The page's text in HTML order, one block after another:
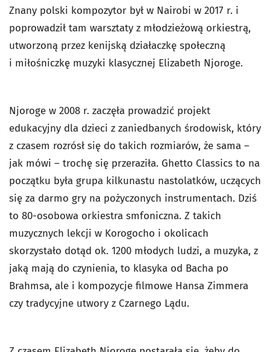
Znany polski kompozytor był w Nairobi w 2017 r. i
poprowadził tam warsztaty z młodzieżową orkiestrą,
utworzoną przez kenijską działaczkę społeczną
i miłośniczkę muzyki klasycznej Elizabeth Njoroge.
Njoroge w 2008 r. zaczęła prowadzić projekt
edukacyjny dla dzieci z zaniedbanych środowisk, który
z czasem rozrósł się do takich rozmiarów, że sama –
jak mówi – trochę się przeraziła. Ghetto Classics to na
początku była grupa kilkunastu nastolatków, uczących
się za darmo gry na pożyczonych instrumentach. Dziś
to 80-osobowa orkiestra smfoniczna. Z takich
muzycznych lekcji w Korogocho i okolicach
skorzystało dotąd ok. 1200 młodych ludzi, a muzyka, z
jaką mają do czynienia, to klasyka od Bacha po
Brahmsa, ale i kompozycje filmowe Hansa Zimmera
czy tradycyjne utwory z Czarnego Lądu.